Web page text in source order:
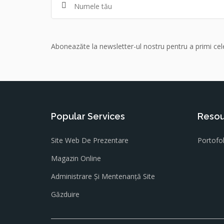
Aboneazăte la newsletter-ul nostru pentru a primi
Popular Services
Site Web De Prezentare
Magazin Online
Administrare Și Mentenanță Site
Găzduire